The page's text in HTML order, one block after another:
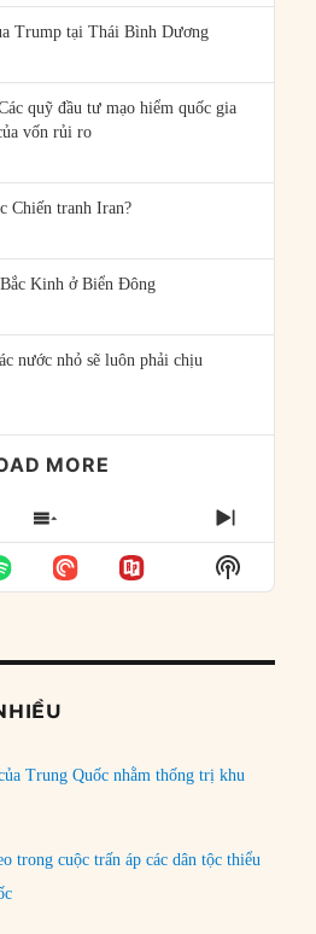
Trump tại Thái Bình Dương
quỹ đầu tư mạo hiểm quốc gia
vốn rủi ro
Chiến tranh Iran?
Kinh ở Biển Đông
nước nhỏ sẽ luôn phải chịu
MORE
SHOW
EPISODES
LIST
NEXT
Show
Podcast
Trung Quốc nhằm thống trị khu
trong cuộc trấn áp các dân tộc thiểu